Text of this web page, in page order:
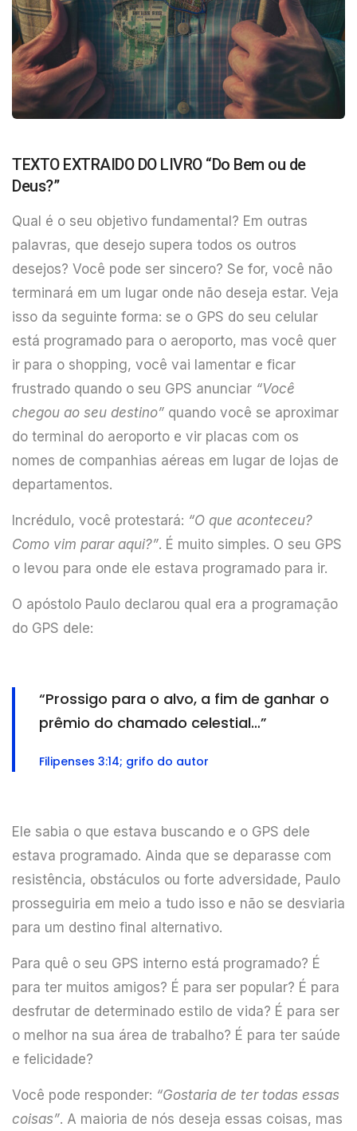
TEXTO EXTRAIDO DO LIVRO “Do Bem ou de
Deus?”
Qual é o seu objetivo fundamental? Em outras
palavras, que desejo supera todos os outros
desejos? Você pode ser sincero? Se for, você não
terminará em um lugar onde não deseja estar. Veja
isso da seguinte forma: se o GPS do seu celular
está programado para o aeroporto, mas você quer
ir para o shopping, você vai lamentar e ficar
frustrado quando o seu GPS anunciar “Você
chegou ao seu destino” quando você se aproximar
do terminal do aeroporto e vir placas com os
nomes de companhias aéreas em lugar de lojas de
departamentos.
Incrédulo, você protestará: “O que aconteceu?
Como vim parar aqui?”. É muito simples. O seu GPS
o levou para onde ele estava programado para ir.
O apóstolo Paulo declarou qual era a programação
do GPS dele:
“Prossigo para o alvo, a fim de ganhar o
prêmio do chamado celestial…”
Filipenses 3:14; grifo do autor
Ele sabia o que estava buscando e o GPS dele
estava programado. Ainda que se deparasse com
resistência, obstáculos ou forte adversidade, Paulo
prosseguiria em meio a tudo isso e não se desviaria
para um destino final alternativo.
Para quê o seu GPS interno está programado? É
para ter muitos amigos? É para ser popular? É para
desfrutar de determinado estilo de vida? É para ser
o melhor na sua área de trabalho? É para ter saúde
e felicidade?
Você pode responder: “Gostaria de ter todas essas
coisas”. A maioria de nós deseja essas coisas, mas